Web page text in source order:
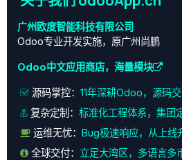
广州欧度智能科技有限公司
Odoo专业开发实施，原广州尚鹏
Odoo中文应用商店，海量模块
源码掌控： 11年深耕Odoo，源码
复杂定制： 标准化工程体系，集团
运维无忧：
Bug极速响应，从上线
全球交付： 立足大湾区，多语言多